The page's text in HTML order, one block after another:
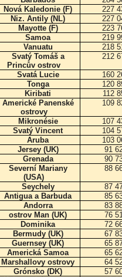
Nová Kaledonie (F)
227
Niz. Antily (NL)
227
Mayotte (F)
223
Samoa
219
Vanuatu
218
Svatý Tomáš a
Princův ostrov
212
Svatá Lucie
160
Tonga
120
Kiribati
112
Americké Panenské
ostrovy
109
Mikronésie
107
Svatý Vincent
104
Aruba
103
Jersey (UK)
91
Grenada
90
Severní Mariany
(USA)
88
Seychely
87
Antigua a Barbuda
85
Andorra
83
ostrov Man (UK)
76
Dominika
72
Bermudy (UK)
67
Guernsey (UK)
65
Americká Samoa
65
Marshallovy ostrovy
64
Grónsko (DK)
57